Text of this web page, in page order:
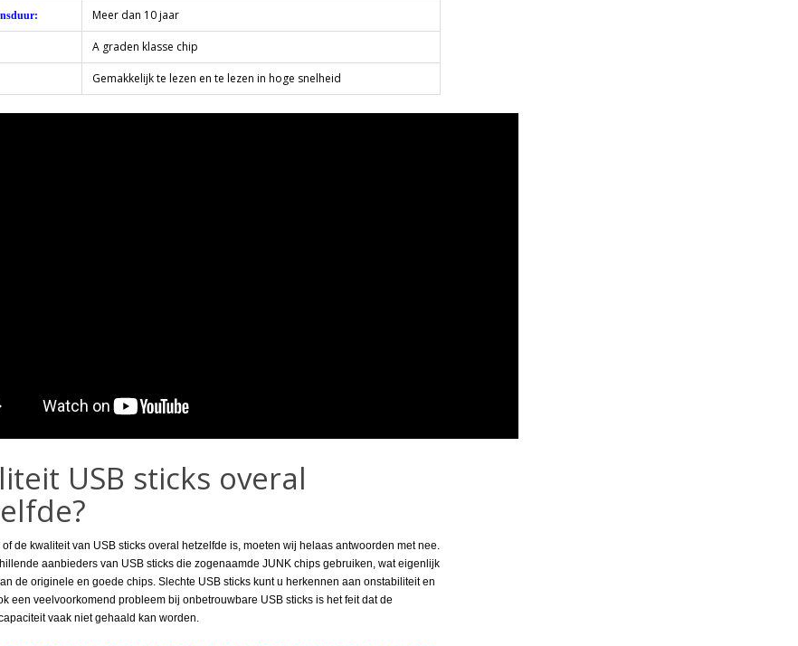
Meer dan 10 jaar
A graden klasse chip
Gemakkelijk te lezen en te lezen in hoge snelheid
USB sticks overal
de kwaliteit van USB sticks overal hetzelfde is, moeten wij helaas antwoorden met nee.
aanbieders van USB sticks die zogenaamde JUNK chips gebruiken, wat eigenlijk
de originele en goede chips. Slechte USB sticks kunt u herkennen aan onstabiliteit en
een veelvoorkomend probleem bij onbetrouwbare USB sticks is het feit dat de
vaak niet gehaald kan worden.